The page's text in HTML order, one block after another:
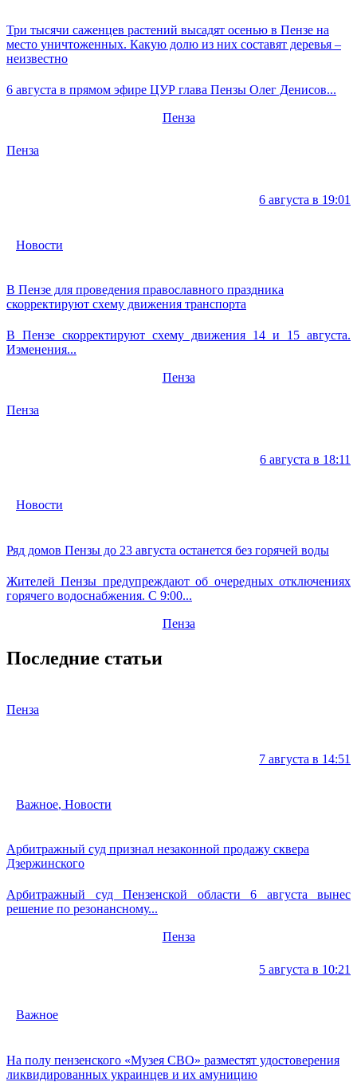
Три тысячи саженцев растений высадят осенью в Пензе на
место уничтоженных. Какую долю из них составят деревья –
неизвестно
6 августа в прямом эфире ЦУР глава Пензы Олег Денисов...
Пенза
Пенза
6 августа в 19:01
Новости
В Пензе для проведения православного праздника
скорректируют схему движения транспорта
В Пензе скорректируют схему движения 14 и 15 августа.
Изменения...
Пенза
Пенза
6 августа в 18:11
Новости
Ряд домов Пензы до 23 августа останется без горячей воды
Жителей Пензы предупреждают об очередных отключениях
горячего водоснабжения. С 9:00...
Пенза
Последние статьи
Пенза
7 августа в 14:51
Важное, Новости
Арбитражный суд признал незаконной продажу сквера
Дзержинского
Арбитражный суд Пензенской области 6 августа вынес
решение по резонансному...
Пенза
5 августа в 10:21
Важное
На полу пензенского «Музея СВО» разместят удостоверения
ликвидированных украинцев и их амуницию